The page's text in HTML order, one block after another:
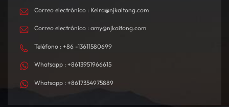
Correo electrónico : Keira@njkaitong.com
Correo electrónico : amy@njkaitong.com
Teléfono : +86 -13611580699
Whatsapp : +8613951966615
Whatsapp : +8617354975889